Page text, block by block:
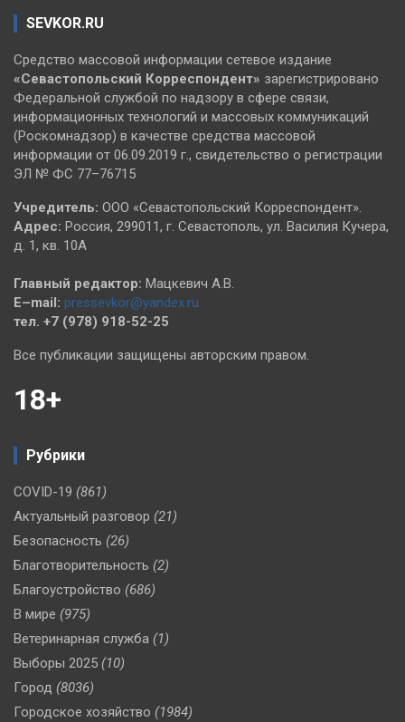
SEVKOR.RU
Средство массовой информации сетевое издание
«Севастопольский Корреспондент» зарегистрировано
Федеральной службой по надзору в сфере связи,
информационных технологий и массовых коммуникаций
(Роскомнадзор) в качестве средства массовой
информации от 06.09.2019 г., свидетельство о регистрации
ЭЛ № ФС 77–76715
Учредитель: ООО «Севастопольский Корреспондент».
Адрес: Россия, 299011, г. Севастополь, ул. Василия Кучера,
д. 1, кв. 10А
Главный редактор: Мацкевич А.В.
E–mail: pressevkor@yandex.ru
тел. +7 (978) 918-52-25
Все публикации защищены авторским правом.
18+
Рубрики
COVID-19 (861)
Актуальный разговор (21)
Безопасность (26)
Благотворительность (2)
Благоустройство (686)
В мире (975)
Ветеринарная служба (1)
Выборы 2025 (10)
Город (8036)
Городское хозяйство (1984)